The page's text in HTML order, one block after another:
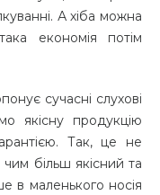
А хіба можна
економія потім
сучасні слухові
якісну продукцію
Так, це не
більш якісний та
в маленького носія